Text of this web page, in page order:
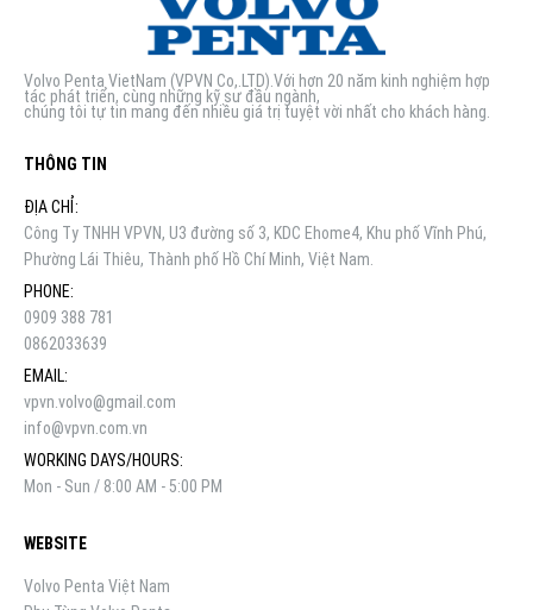
Volvo Penta VietNam (VPVN Co,.LTD).Với hơn 20 năm kinh nghiệm hợp
tác phát triển, cùng những kỹ sư đầu ngành,
chúng tôi tự tin mang đến nhiều giá trị tuyệt vời nhất cho khách hàng.
THÔNG TIN
ĐỊA CHỈ:
Công Ty TNHH VPVN, U3 đường số 3, KDC Ehome4, Khu phố Vĩnh Phú,
Phường Lái Thiêu, Thành phố Hồ Chí Minh, Việt Nam.
PHONE:
0909 388 781
0862033639
EMAIL:
vpvn.volvo@gmail.com
info@vpvn.com.vn
WORKING DAYS/HOURS:
Mon - Sun / 8:00 AM - 5:00 PM
WEBSITE
Volvo Penta Việt Nam